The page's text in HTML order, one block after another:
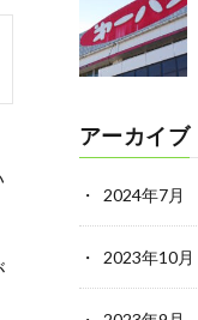
アーカイブ
2024年7月
2023年10月